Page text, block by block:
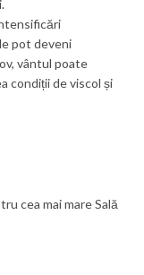
pot deveni
vântul poate
condiții de viscol și
cea mai mare Sală